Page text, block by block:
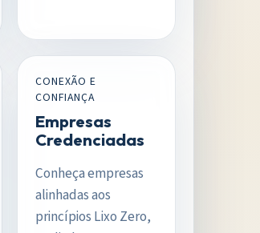
CONEXÃO E
CONFIANÇA
Empresas
Credenciadas
Conheça empresas
alinhadas aos
princípios Lixo Zero,